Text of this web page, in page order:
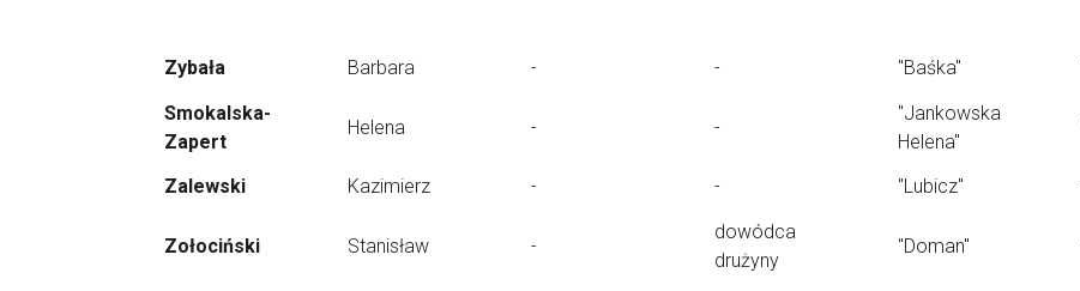
Zybała Barbara - - "Baśka"
Smokalska-
Zapert
Helena - -
"Jankowska
Helena"
Zalewski Kazimierz - - "Lubicz"
Zołociński Stanisław -
dowódca
drużyny
"Doman"